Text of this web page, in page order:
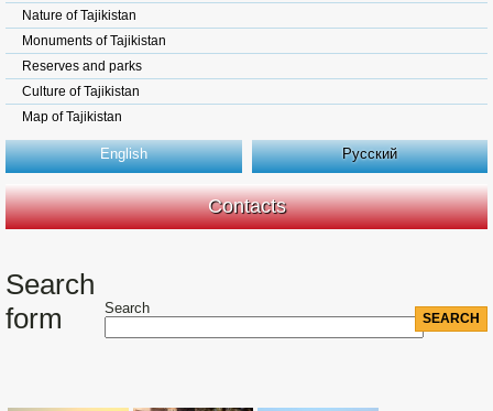
Nature of Tajikistan
Monuments of Tajikistan
Reserves and parks
Culture of Tajikistan
Map of Tajikistan
English Русский
Contacts
Search
form
Search